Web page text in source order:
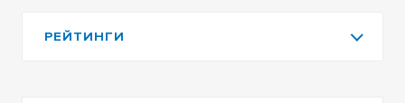
РЕЙТИНГИ